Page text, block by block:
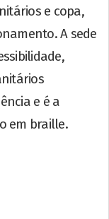
e copa,
A sede
e é a
em braille.